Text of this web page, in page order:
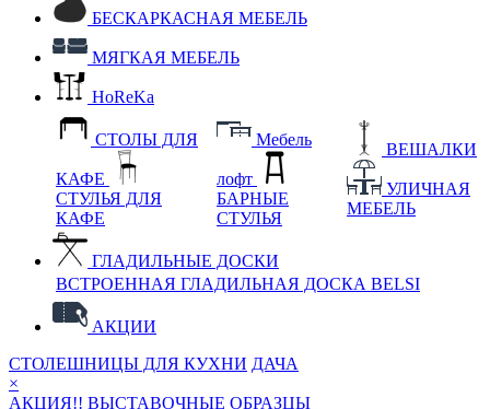
БЕСКАРКАСНАЯ МЕБЕЛЬ
МЯГКАЯ МЕБЕЛЬ
HoReKa
СТОЛЫ ДЛЯ
КАФЕ
СТУЛЬЯ ДЛЯ
КАФЕ
Мебель
лофт
БАРНЫЕ
СТУЛЬЯ
ВЕШАЛКИ
УЛИЧНАЯ
МЕБЕЛЬ
ГЛАДИЛЬНЫЕ ДОСКИ
ВСТРОЕННАЯ ГЛАДИЛЬНАЯ ДОСКА BELSI
АКЦИИ
СТОЛЕШНИЦЫ ДЛЯ КУХНИ ДАЧА
×
АКЦИЯ!! ВЫСТАВОЧНЫЕ ОБРАЗЦЫ